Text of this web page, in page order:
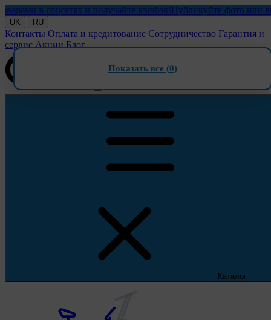
в соцсетях и получайте кэшбэк!Публикуйте фото или видео
UK RU
Контакты Оплата и кредитование Сотрудничество Гарантия и
сервис Акции Блог
Каталог
Показать все (0)